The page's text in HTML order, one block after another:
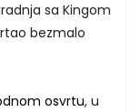
sa Kingom
bezmalo
osvrtu, u